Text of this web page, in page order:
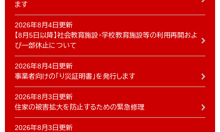
ます
2026年8月4日更新
【8月5日以降】社会教育施設・学校教育施設等の利用再開およ
び一部休止について
2026年8月4日更新
事業者向けの「り災証明書」を発行します
2026年8月3日更新
住家の被害拡大を防止するための緊急修理
2026年8月3日更新